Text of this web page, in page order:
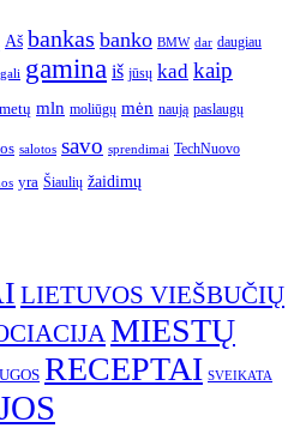
Aš bankas banko BMW dar daugiau
gali gamina iš jūsų kad kaip
metų mln moliūgų mėn naują paslaugų
salotos savo sprendimai TechNuovo
yra Šiaulių žaidimų
LIETUVOS VIEŠBUČIŲ
MIESTŲ
RECEPTAI SVEIKATA